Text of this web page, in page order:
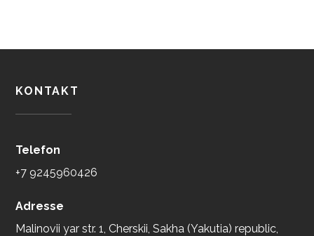
KONTAKT
Telefon
+7 9245960426
Adresse
Malinovii yar str. 1, Cherskii, Sakha (Yakutia) republic,